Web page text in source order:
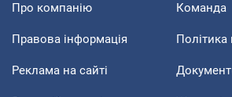
Про компанію Команда
Правова інформація Політика
Реклама на сайті